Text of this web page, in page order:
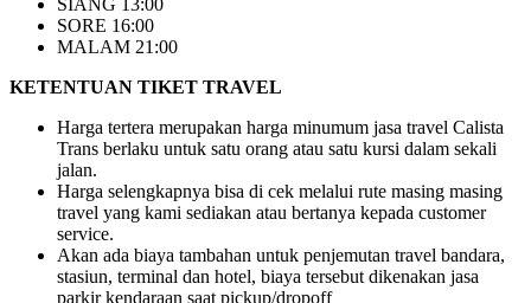
SIANG 13:00
SORE 16:00
MALAM 21:00
KETENTUAN TIKET TRAVEL
Harga tertera merupakan harga minumum jasa travel Calista
Trans berlaku untuk satu orang atau satu kursi dalam sekali
jalan.
Harga selengkapnya bisa di cek melalui rute masing masing
travel yang kami sediakan atau bertanya kepada customer
service.
Akan ada biaya tambahan untuk penjemutan travel bandara,
stasiun, terminal dan hotel, biaya tersebut dikenakan jasa
parkir kendaraan saat pickup/dropoff